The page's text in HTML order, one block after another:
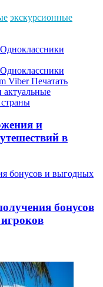
экскурсионные
Одноклассники
Одноклассники
Viber Печатать
и
в
бонусов и выгодных
бонусов